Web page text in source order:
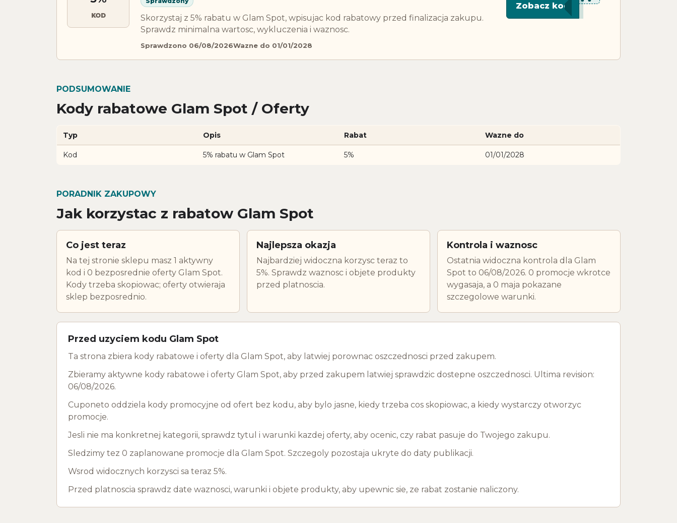
KOD
Skorzystaj z 5% rabatu w Glam Spot, wpisujac kod rabatowy przed finalizacja zakupu.
Sprawdz minimalna wartosc, wykluczenia i waznosc.
Sprawdzono 06/08/2026Wazne do 01/01/2028
Zobacz kod
PODSUMOWANIE
Kody rabatowe Glam Spot / Oferty
Typ Opis Rabat Wazne do
Kod 5% rabatu w Glam Spot 5% 01/01/2028
PORADNIK ZAKUPOWY
Jak korzystac z rabatow Glam Spot
Co jest teraz
Na tej stronie sklepu masz 1 aktywny
kod i 0 bezposrednie oferty Glam Spot.
Kody trzeba skopiowac; oferty otwieraja
sklep bezposrednio.
Najlepsza okazja
Najbardziej widoczna korzysc teraz to
5%. Sprawdz waznosc i objete produkty
przed platnoscia.
Kontrola i waznosc
Ostatnia widoczna kontrola dla Glam
Spot to 06/08/2026. 0 promocje wkrotce
wygasaja, a 0 maja pokazane
szczegolowe warunki.
Przed uzyciem kodu Glam Spot
Ta strona zbiera kody rabatowe i oferty dla Glam Spot, aby latwiej porownac oszczednosci przed zakupem.
Zbieramy aktywne kody rabatowe i oferty Glam Spot, aby przed zakupem latwiej sprawdzic dostepne oszczednosci. Ultima revision:
06/08/2026.
Cuponeto oddziela kody promocyjne od ofert bez kodu, aby bylo jasne, kiedy trzeba cos skopiowac, a kiedy wystarczy otworzyc
promocje.
Jesli nie ma konkretnej kategorii, sprawdz tytul i warunki kazdej oferty, aby ocenic, czy rabat pasuje do Twojego zakupu.
Sledzimy tez 0 zaplanowane promocje dla Glam Spot. Szczegoly pozostaja ukryte do daty publikacji.
Wsrod widocznych korzysci sa teraz 5%.
Przed platnoscia sprawdz date waznosci, warunki i objete produkty, aby upewnic sie, ze rabat zostanie naliczony.